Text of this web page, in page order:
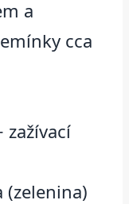
a
cca
zažívací
(zelenina)